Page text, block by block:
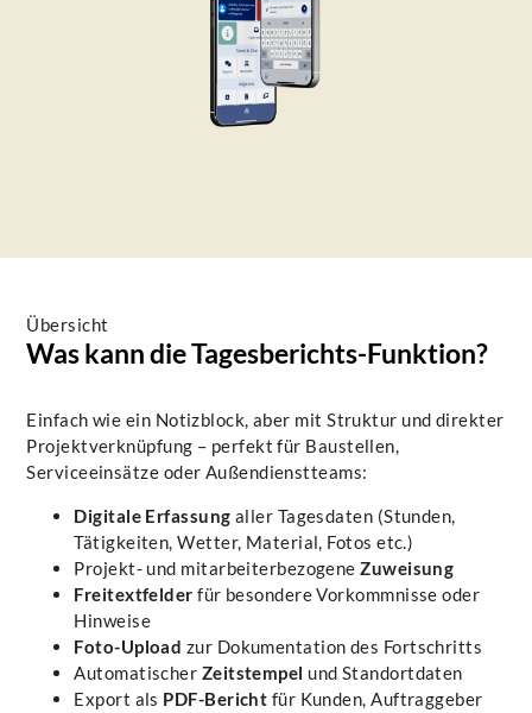
Übersicht
Was kann die Tagesberichts-Funktion?
Einfach wie ein Notizblock, aber mit Struktur und direkter
Projektverknüpfung – perfekt für Baustellen,
Serviceeinsätze oder Außendienstteams:
Digitale Erfassung aller Tagesdaten (Stunden,
Tätigkeiten, Wetter, Material, Fotos etc.)
Projekt- und mitarbeiterbezogeneZuweisung
Freitextfelderfür besondere Vorkommnisse oder
Hinweise
Foto-Upload zur Dokumentation des Fortschritts
Automatischer Zeitstempel und Standortdaten
Export als PDF-Bericht für Kunden, Auftraggeber